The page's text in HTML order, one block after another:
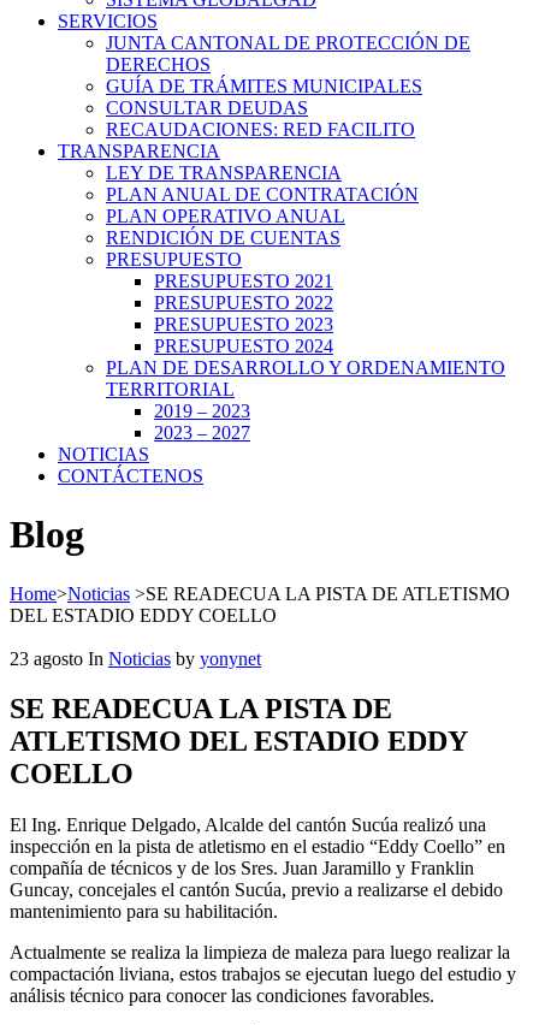
SERVICIOS
JUNTA CANTONAL DE PROTECCIÓN DE
DERECHOS
GUÍA DE TRÁMITES MUNICIPALES
CONSULTAR DEUDAS
RECAUDACIONES: RED FACILITO
TRANSPARENCIA
LEY DE TRANSPARENCIA
PLAN ANUAL DE CONTRATACIÓN
PLAN OPERATIVO ANUAL
RENDICIÓN DE CUENTAS
PRESUPUESTO
PRESUPUESTO 2021
PRESUPUESTO 2022
PRESUPUESTO 2023
PRESUPUESTO 2024
PLAN DE DESARROLLO Y ORDENAMIENTO
TERRITORIAL
2019 – 2023
2023 – 2027
NOTICIAS
CONTÁCTENOS
Blog
Home>Noticias >SE READECUA LA PISTA DE ATLETISMO
DEL ESTADIO EDDY COELLO
23 agosto In Noticias by yonynet
SE READECUA LA PISTA DE
ATLETISMO DEL ESTADIO EDDY
COELLO
El Ing. Enrique Delgado, Alcalde del cantón Sucúa realizó una
inspección en la pista de atletismo en el estadio “Eddy Coello” en
compañía de técnicos y de los Sres. Juan Jaramillo y Franklin
Guncay, concejales el cantón Sucúa, previo a realizarse el debido
mantenimiento para su habilitación.
Actualmente se realiza la limpieza de maleza para luego realizar la
compactación liviana, estos trabajos se ejecutan luego del estudio y
análisis técnico para conocer las condiciones favorables.